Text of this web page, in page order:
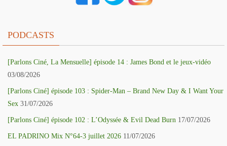
PODCASTS
[Parlons Ciné, La Mensuelle] épisode 14 : James Bond et le jeux-vidéo
03/08/2026
[Parlons Ciné] épisode 103 : Spider-Man – Brand New Day & I Want Your
Sex 31/07/2026
[Parlons Ciné] épisode 102 : L’Odyssée & Evil Dead Burn 17/07/2026
EL PADRINO Mix N°64-3 juillet 2026 11/07/2026